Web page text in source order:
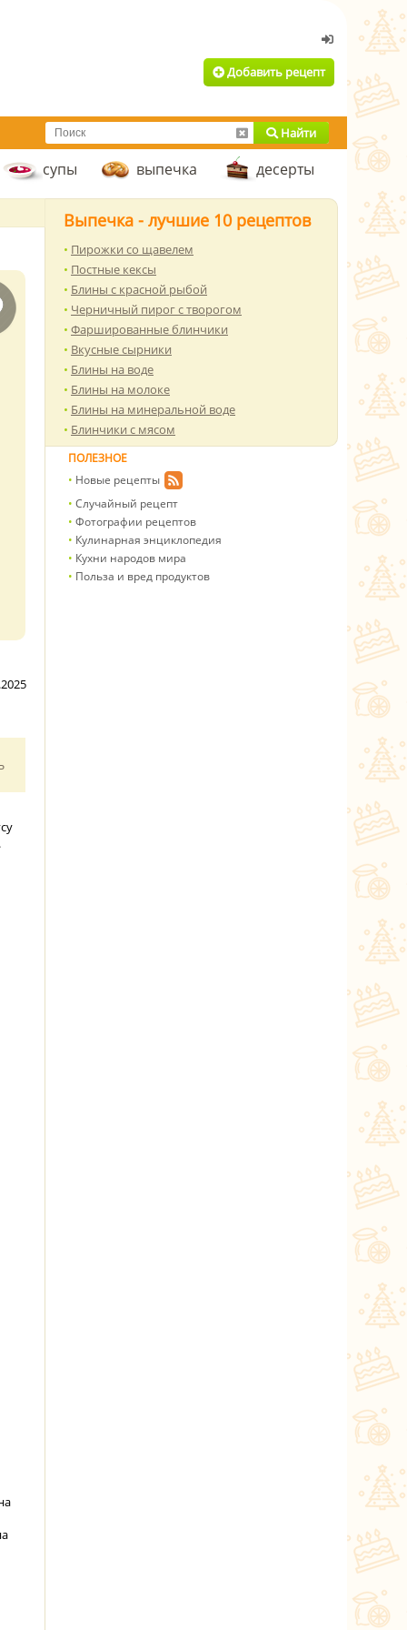
Добавить рецепт
Найти
супы выпечка десерты
Выпечка - лучшие 10 рецептов
Пирожки со щавелем
Постные кексы
Блины с красной рыбой
Черничный пирог с творогом
Фаршированные блинчики
Вкусные сырники
Блины на воде
Блины на молоке
Блины на минеральной воде
Блинчики с мясом
ПОЛЕЗНОЕ
Новые рецепты
Случайный рецепт
Фотографии рецептов
Кулинарная энциклопедия
Кухни народов мира
Польза и вред продуктов